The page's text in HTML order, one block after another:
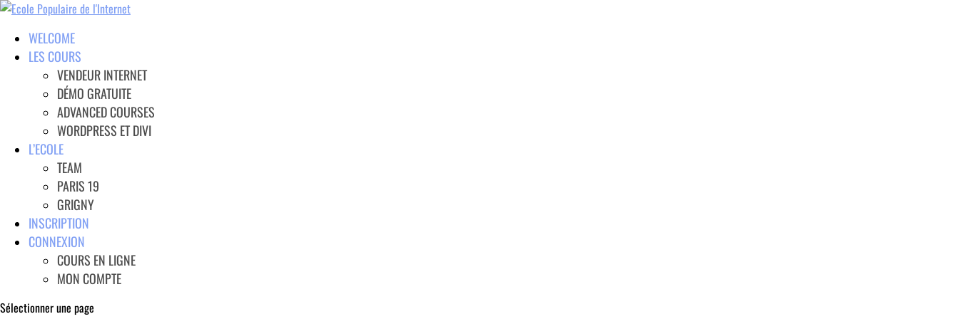
WELCOME
LES COURS
VENDEUR INTERNET
DÉMO GRATUITE
ADVANCED COURSES
WORDPRESS ET DIVI
L’ECOLE
TEAM
PARIS 19
GRIGNY
INSCRIPTION
CONNEXION
COURS EN LIGNE
MON COMPTE
Sélectionner une page